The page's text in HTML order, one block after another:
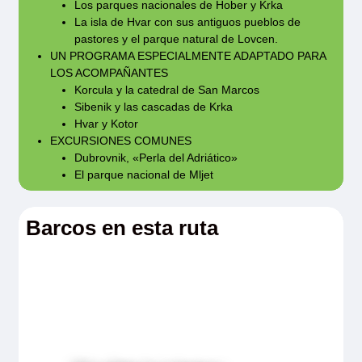
La mochila es imprescindible (30L máximo).
Contenido: suéter, impermeable, picnic, una
botella de agua y protector solar. La elección
de la mochila determinará la comodidad y por
lo tanto el placer durante el paseo. Se
recomienda una mochila de tamaño adecuado,
sólida, con correas acolchadas para los
hay porteadores.
Los parques nacionales de Hober y Krka
La isla de Hvar con sus antiguos pueblos de
pastores y el parque natural de Lovcen.
UN PROGRAMA ESPECIALMENTE ADAPTADO PARA
LOS ACOMPAÑANTES
Korcula y la catedral de San Marcos
Sibenik y las cascadas de Krka
Hvar y Kotor
EXCURSIONES COMUNES
Dubrovnik, «Perla del Adriático»
El parque nacional de Mljet
Barcos en esta ruta